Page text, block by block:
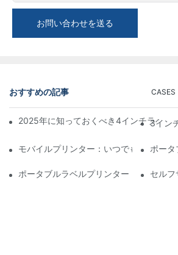
お問い合わせを送る
おすすめの記事 CASES
2025年に知っておくべき4インチラベル
3イン
モバイルプリンター：いつでもどこでも
ポー
ポータブルラベルプリンター：パーソナ
セル